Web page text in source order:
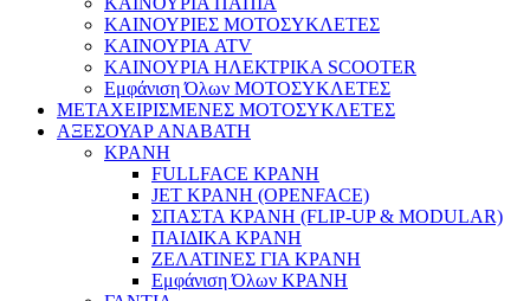
ΚΑΙΝΟΥΡΙΕΣ ΜΟΤΟΣΥΚΛΕΤΕΣ
ΚΑΙΝΟΥΡΙΑ ATV
ΚΑΙΝΟΥΡΙΑ ΗΛΕΚΤΡΙΚΑ SCOOTER
Εμφάνιση Όλων ΜΟΤΟΣΥΚΛΕΤΕΣ
ΜΕΤΑΧΕΙΡΙΣΜΕΝΕΣ ΜΟΤΟΣΥΚΛΕΤΕΣ
ΑΞΕΣΟΥΑΡ ΑΝΑΒΑΤΗ
ΚΡΑΝΗ
FULLFACE ΚΡΑΝΗ
JET ΚΡΑΝΗ (OPENFACE)
ΣΠΑΣΤΑ ΚΡΑΝΗ (FLIP-UP & MODULAR)
ΠΑΙΔΙΚΑ ΚΡΑΝΗ
ΖΕΛΑΤΙΝΕΣ ΓΙΑ ΚΡΑΝΗ
Εμφάνιση Όλων ΚΡΑΝΗ